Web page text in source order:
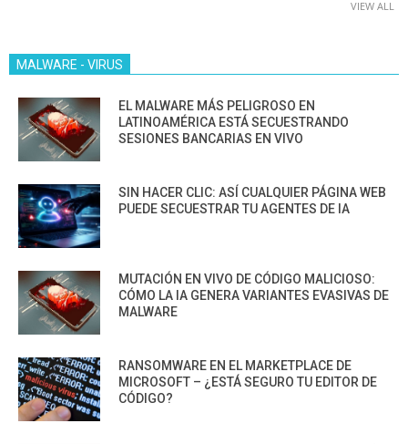
VIEW ALL
MALWARE - VIRUS
EL MALWARE MÁS PELIGROSO EN
LATINOAMÉRICA ESTÁ SECUESTRANDO
SESIONES BANCARIAS EN VIVO
SIN HACER CLIC: ASÍ CUALQUIER PÁGINA WEB
PUEDE SECUESTRAR TU AGENTES DE IA
MUTACIÓN EN VIVO DE CÓDIGO MALICIOSO:
CÓMO LA IA GENERA VARIANTES EVASIVAS DE
MALWARE
RANSOMWARE EN EL MARKETPLACE DE
MICROSOFT – ¿ESTÁ SEGURO TU EDITOR DE
CÓDIGO?